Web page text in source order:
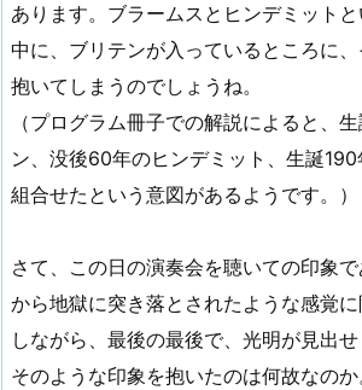
あります。ブラームスとヒンデミット
中に、ブリテンが入っているところに
抱いてしまうのでしょうね。
（プログラム冊子での解説によると、
ン、没後60年のヒンデミット、生誕
組合せたという意図があるようです。）
さて、この日の演奏会を聴いての印象
から地獄に突き落とされたような感覚
しながら、最後の最後で、光明が見出せ
そのような印象を抱いたのは何故なの